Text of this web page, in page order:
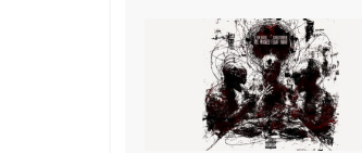
o
o
k
h
at
p
p